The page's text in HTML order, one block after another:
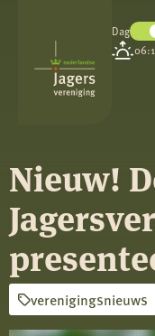
Koninklijke
Nederlandse
Jagersvereniging
Dag
Nieuw!
verenigingsnieuws